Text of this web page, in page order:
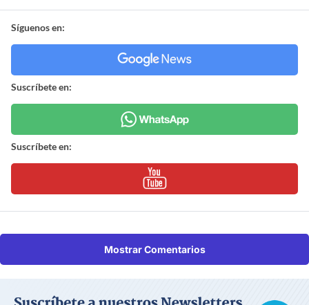
Síguenos en:
Suscríbete en:
Suscríbete en:
Mostrar Comentarios